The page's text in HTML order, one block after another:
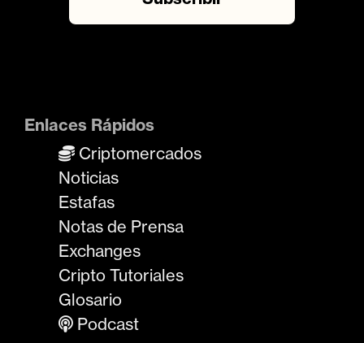
Enlaces Rápidos
Criptomercados
Noticias
Estafas
Notas de Prensa
Exchanges
Cripto Tutoriales
Glosario
Podcast